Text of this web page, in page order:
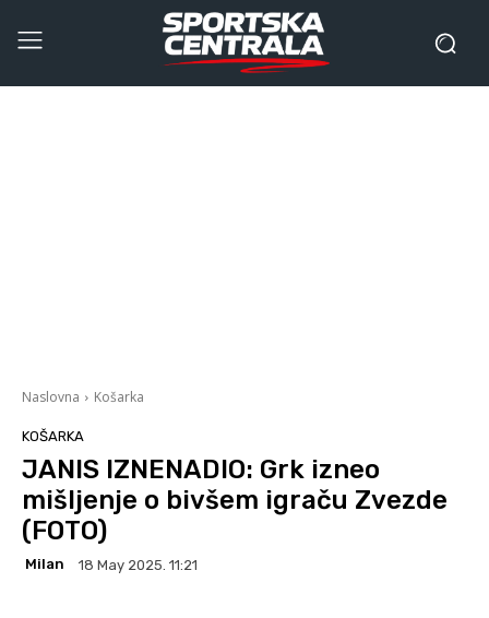
Naslovna Košarka
KOŠARKA
JANIS IZNENADIO: Grk izneo
mišljenje o bivšem igraču Zvezde
(FOTO)
Milan 18 May 2025. 11:21